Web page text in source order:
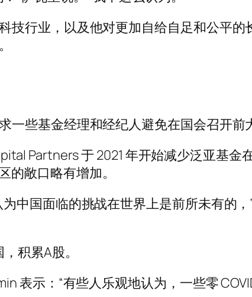
技行业，以及他对更加自给自足和公平
些基金经理和经纪人避免在国会召开前
Partners 于 2021 年开始减少泛亚基金
的敞口略有增加。
中国面临的挑战在世界上是前所未有的
积累A股。
表示：“有些人乐观地认为，一些零